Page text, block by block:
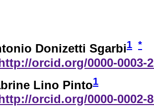
Donizetti Sgarbi1 *
orcid.org/0000-0003-
Lino Pinto1
orcid.org/0000-0002-